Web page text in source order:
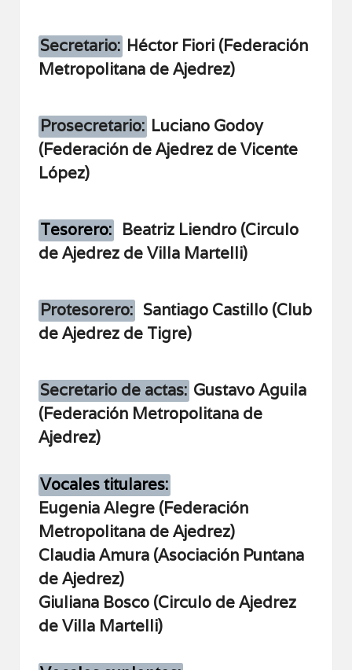
Secretario: Héctor Fiori (Federación
Metropolitana de Ajedrez)
Prosecretario: Luciano Godoy
(Federación de Ajedrez de Vicente
López)
Tesorero: Beatriz Liendro (Circulo
de Ajedrez de Villa Martelli)
Protesorero: Santiago Castillo (Club
de Ajedrez de Tigre)
Secretario de actas: Gustavo Aguila
(Federación Metropolitana de
Ajedrez)
Vocales titulares:
Eugenia Alegre (Federación
Metropolitana de Ajedrez)
Claudia Amura (Asociación Puntana
de Ajedrez)
Giuliana Bosco (Circulo de Ajedrez
de Villa Martelli)